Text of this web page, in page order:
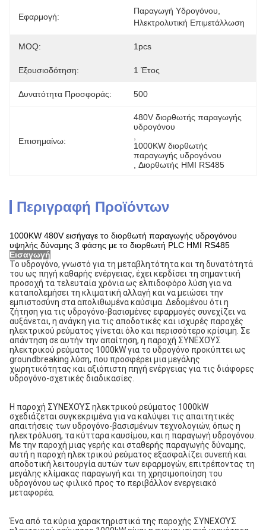
Εφαρμογή:
Παραγωγή Υδρογόνου,
Ηλεκτρολυτική Επιμετάλλωση
MOQ: 1pcs
Εξουσιοδότηση: 1 Έτος
Δυνατότητα Προσφοράς: 500
Επισημαίνω:
480V διορθωτής παραγωγής
υδρογόνου
1000KW διορθωτής
παραγωγής υδρογόνου
Διορθωτής HMI RS485
Περιγραφή Προϊόντων
1000KW 480V εισήγαγε το διορθωτή παραγωγής υδρογόνου
υψηλής δύναμης 3 φάσης με το διορθωτή PLC HMI RS485
Εισαγωγή
Το υδρογόνο, γνωστό για τη μεταβλητότητα και τη δυνατότητά
του ως πηγή καθαρής ενέργειας, έχει κερδίσει τη σημαντική
προσοχή τα τελευταία χρόνια ως ελπιδοφόρο λύση για να
καταπολεμήσει τη κλιματική αλλαγή και να μειώσει την
εμπιστοσύνη στα απολιθωμένα καύσιμα. Δεδομένου ότι η
ζήτηση για τις υδρογόνο-βασισμένες εφαρμογές συνεχίζει να
αυξάνεται, η ανάγκη για τις αποδοτικές και ισχυρές παροχές
ηλεκτρικού ρεύματος γίνεται όλο και περισσότερο κρίσιμη. Σε
απάντηση σε αυτήν την απαίτηση, η παροχή ΣΥΝΕΧΟΎΣ
ηλεκτρικού ρεύματος 1000kW για το υδρογόνο προκύπτει ως
groundbreaking λύση, που προσφέρει μια μεγάλης
χωρητικότητας και αξιόπιστη πηγή ενέργειας για τις διάφορες
υδρογόνο-σχετικές διαδικασίες.
Η παροχή ΣΥΝΕΧΟΎΣ ηλεκτρικού ρεύματος 1000kW
σχεδιάζεται συγκεκριμένα για να καλύψει τις απαιτητικές
απαιτήσεις των υδρογόνο-βασισμένων τεχνολογιών, όπως η
ηλεκτρόλυση, τα κύτταρα καυσίμου, και η παραγωγή υδρογόνου.
Με την παροχή μιας γερής και σταθερής παραγωγής δύναμης,
αυτή η παροχή ηλεκτρικού ρεύματος εξασφαλίζει συνεπή και
αποδοτική λειτουργία αυτών των εφαρμογών, επιτρέποντας τη
μεγάλης κλίμακας παραγωγή και τη χρησιμοποίηση του
υδρογόνου ως φιλικό προς το περιβάλλον ενεργειακό
μεταφορέα.
Ένα από τα κύρια χαρακτηριστικά της παροχής ΣΥΝΕΧΟΎΣ